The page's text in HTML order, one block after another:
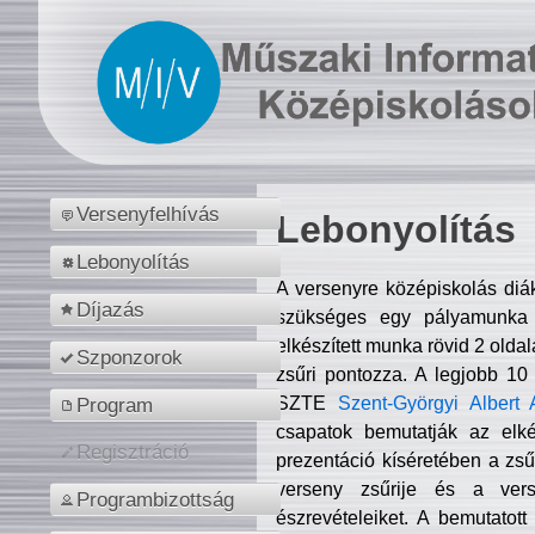
Versenyfelhívás
Lebonyolítás
Díjazás
Szponzorok
Program
Regisztráció
Programbizottság
Lebonyolítás
A versenyre középiskolás
szükséges egy
elkészített munka rövid 2
zsűri pontozza. A legjobb
SZTE Szent-Györgyi Albert
csapatok bemutatják az
prezentáció kíséretében a
verseny zsűrije és a
észrevételeiket. A